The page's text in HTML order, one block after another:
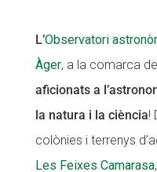
L’Observatori
Àger, a la comarca
aficionats a
la natura i la ciència!
colònies i terrenys
Les Feixes Camarasa,